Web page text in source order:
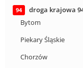
94
droga krajowa
Bytom
Piekary Śląskie
Chorzów